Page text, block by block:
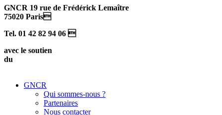
GNCR 19 rue de Frédérick Lemaître
75020 Paris
Tel. 01 42 82 94 06 
avec le soutien
du
GNCR
Qui sommes-nous ?
Partenaires
Nous contacter